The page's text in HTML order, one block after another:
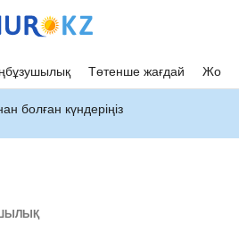
Төтенше жағдай Жол
болған күндеріңіз